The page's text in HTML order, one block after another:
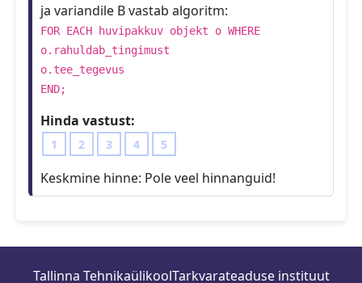
ja variandile B vastab algoritm:
FOR EACH huvipakkuv objekt o WHERE
o.rahuldab_tingimust
o.tee_tegevus
END;
Hinda vastust:
1 2 3 4 5
Keskmine hinne: Pole veel hinnanguid!
Tallinna TehnikaülikoolTarkvarateaduse instituut